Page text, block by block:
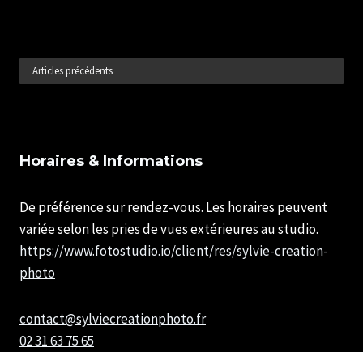
CONGRÈS
Articles précédents
Horaires & Informations
De préférence sur rendez-vous. Les horaires peuvent
variée selon les pries de vues extérieures au studio.
https://www.fotostudio.io/client/res/sylvie-creation-
photo
contact@sylviecreationphoto.fr
02 31 63 75 65